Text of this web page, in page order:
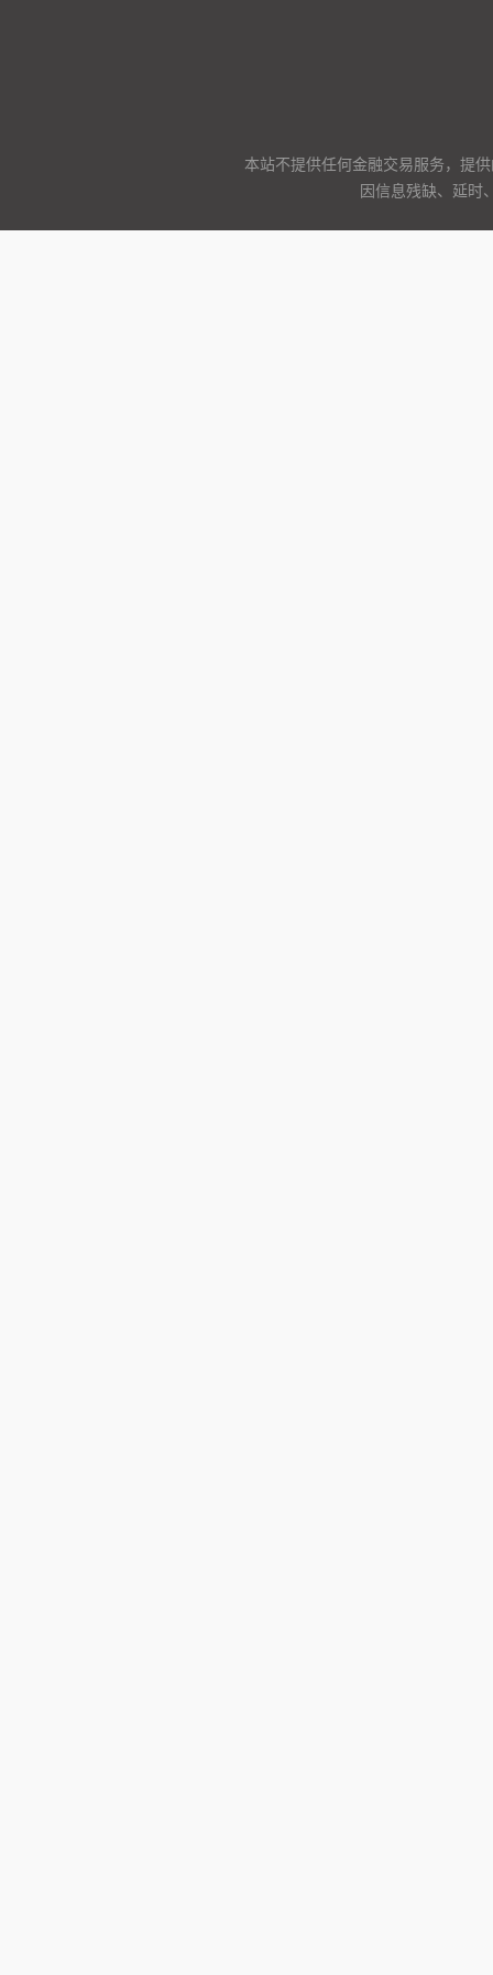
本站不提供任何金融交易服务，提
因信息残缺、延时